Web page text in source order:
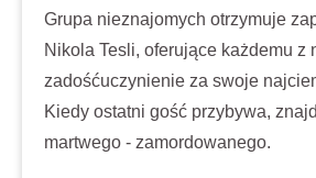
Grupa nieznajomych otrzymuje
Nikola Tesli, oferujące każdemu z
zadośćuczynienie za swoje
Kiedy ostatni gość przybywa,
martwego - zamordowanego.